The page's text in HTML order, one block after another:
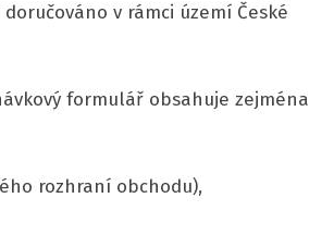
v rámci území České
formulář obsahuje zejména
rozhraní obchodu),